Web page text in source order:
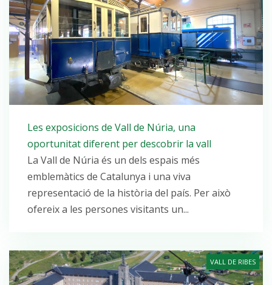
Les exposicions de Vall de Núria, una
oportunitat diferent per descobrir la vall
La Vall de Núria és un dels espais més
emblemàtics de Catalunya i una viva
representació de la història del país. Per això
ofereix a les persones visitants un...
VALL DE RIBES